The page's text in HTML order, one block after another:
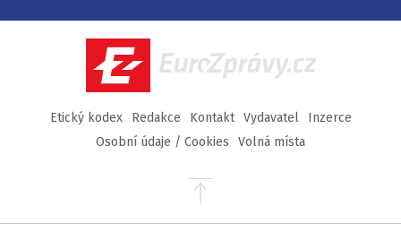
Facebook
TwitterInstagram
YouTube
EuroZprávy.cz
Etický kodex Redakce Kontakt Vydavatel
Inzerce
Osobní údaje / Cookies
Volná místa
Přejít
stránky